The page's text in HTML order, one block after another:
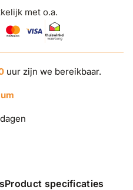
met o.a.
uur zijn we bereikbaar.
Product specificaties